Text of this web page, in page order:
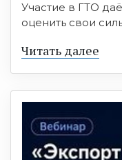
Участие в ГТО
оценить свои
Читать далее